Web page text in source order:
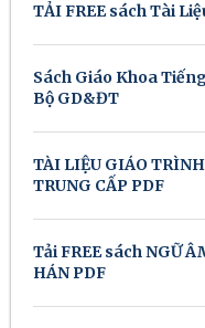
TẢI FREE sách Tài
Sách Giáo Khoa
Bộ GD&ĐT
TÀI LIỆU GIÁO
TRUNG CẤP PDF
Tải FREE sách NGỮ
HÁN PDF